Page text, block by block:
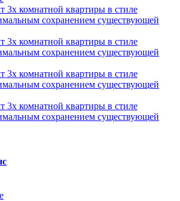
3х комнатной квартиры в стиле
сохранением существующей
3х комнатной квартиры в стиле
сохранением существующей
3х комнатной квартиры в стиле
сохранением существующей
3х комнатной квартиры в стиле
сохранением существующей